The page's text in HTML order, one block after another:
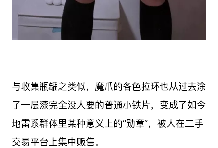
与收集瓶罐之类似，魔爪的各色拉环也从过去涂
了一层漆完全没人要的普通小铁片，变成了如今
地雷系群体里某种意义上的“勋章”，被人在二手
交易平台上集中贩售。